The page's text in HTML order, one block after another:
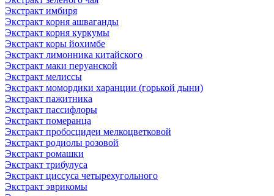
Экстракт имбиря
Экстракт корня ашваганды
Экстракт корня куркумы
Экстракт коры йохимбе
Экстракт лимонника китайского
Экстракт маки перуанской
Экстракт мелиссы
Экстракт момордики харанции (горькой дыни)
Экстракт пажитника
Экстракт пассифлоры
Экстракт померанца
Экстракт пробосцидеи мелкоцветковой
Экстракт родиолы розовой
Экстракт ромашки
Экстракт трибулуса
Экстракт циссуса четырехугольного
Экстракт эврикомы